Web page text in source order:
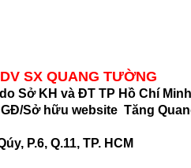
SX QUANG TƯỜNG
Sở KH và ĐT TP Hồ Chí Minh
Sở hữu website Tăng
P.6, Q.11, TP. HCM